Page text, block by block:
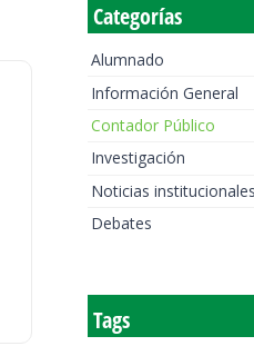
Categorías
Alumnado
Información General
Contador Público
Investigación
Noticias institucionales
Debates
Tags